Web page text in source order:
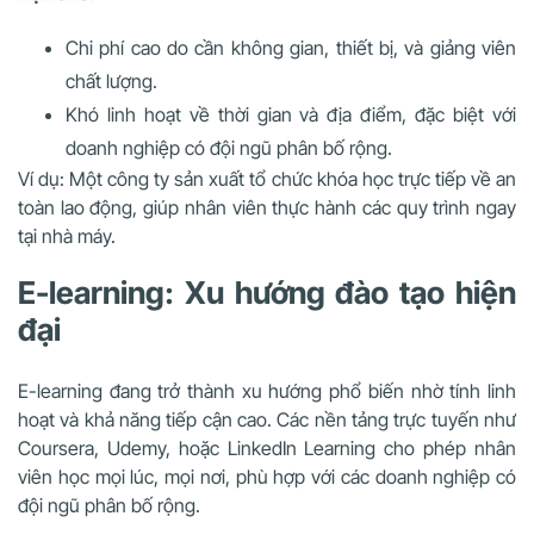
Chi phí cao do cần không gian, thiết bị, và giảng viên
chất lượng.
Khó linh hoạt về thời gian và địa điểm, đặc biệt với
doanh nghiệp có đội ngũ phân bố rộng.
Ví dụ: Một công ty sản xuất tổ chức khóa học trực tiếp về an
toàn lao động, giúp nhân viên thực hành các quy trình ngay
tại nhà máy.
E-learning: Xu hướng đào tạo hiện
đại
E-learning đang trở thành xu hướng phổ biến nhờ tính linh
hoạt và khả năng tiếp cận cao. Các nền tảng trực tuyến như
Coursera, Udemy, hoặc LinkedIn Learning cho phép nhân
viên học mọi lúc, mọi nơi, phù hợp với các doanh nghiệp có
đội ngũ phân bố rộng.